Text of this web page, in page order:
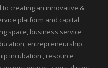
creating an innovative &
platform and capital
space, business service
entrepreneurship
incubation , resource